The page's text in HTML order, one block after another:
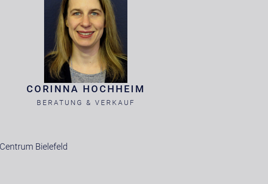
CORINNA HOCHHEIM
BERATUNG & VERKAUF
Bielefeld